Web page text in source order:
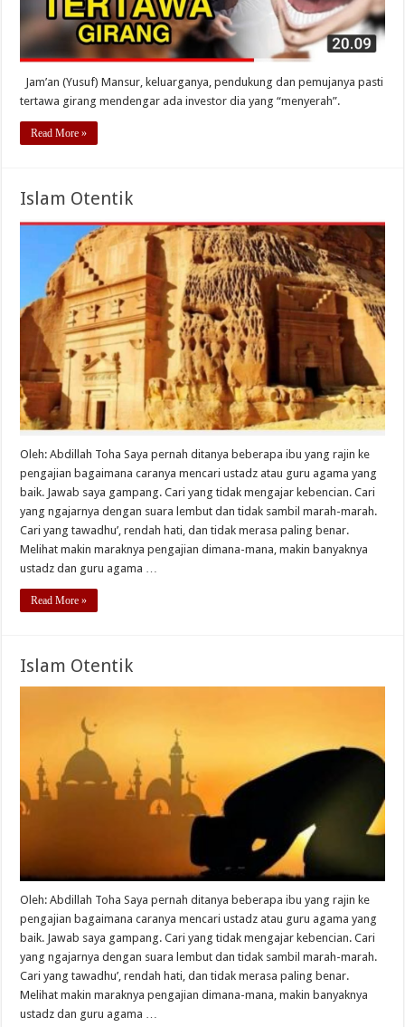
Jam’an (Yusuf) Mansur, keluarganya, pendukung dan pemujanya pasti
tertawa girang mendengar ada investor dia yang “menyerah”.
Read More »
Islam Otentik
Oleh: Abdillah Toha Saya pernah ditanya beberapa ibu yang rajin ke
pengajian bagaimana caranya mencari ustadz atau guru agama yang
baik. Jawab saya gampang. Cari yang tidak mengajar kebencian. Cari
yang ngajarnya dengan suara lembut dan tidak sambil marah-marah.
Cari yang tawadhu’, rendah hati, dan tidak merasa paling benar.
Melihat makin maraknya pengajian dimana-mana, makin banyaknya
ustadz dan guru agama …
Read More »
Islam Otentik
Oleh: Abdillah Toha Saya pernah ditanya beberapa ibu yang rajin ke
pengajian bagaimana caranya mencari ustadz atau guru agama yang
baik. Jawab saya gampang. Cari yang tidak mengajar kebencian. Cari
yang ngajarnya dengan suara lembut dan tidak sambil marah-marah.
Cari yang tawadhu’, rendah hati, dan tidak merasa paling benar.
Melihat makin maraknya pengajian dimana-mana, makin banyaknya
ustadz dan guru agama …